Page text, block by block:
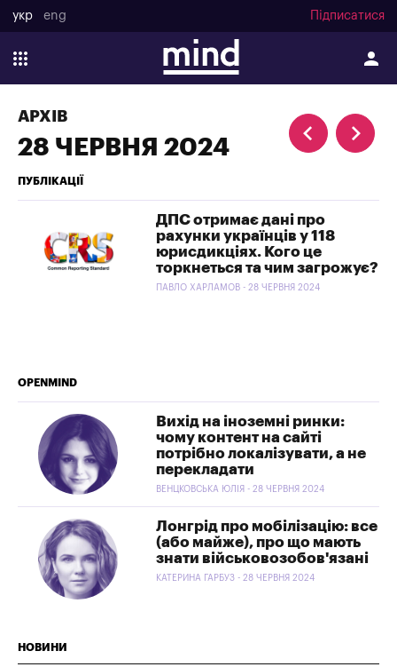
укр eng Підписатися
АРХІВ
28 ЧЕРВНЯ 2024
ПУБЛІКАЦІЇ
ДПС отримає дані про
рахунки українців у 118
юрисдикціях. Кого це
торкнеться та чим загрожує?
ПАВЛО ХАРЛАМОВ - 28 ЧЕРВНЯ 2024
OPENMIND
Вихід на іноземні ринки:
чому контент на сайті
потрібно локалізувати, а не
перекладати
ВЕНЦКОВСЬКА ЮЛІЯ - 28 ЧЕРВНЯ 2024
Лонгрід про мобілізацію: все
(або майже), про що мають
знати військовозобов'язані
КАТЕРИНА ГАРБУЗ - 28 ЧЕРВНЯ 2024
НОВИНИ